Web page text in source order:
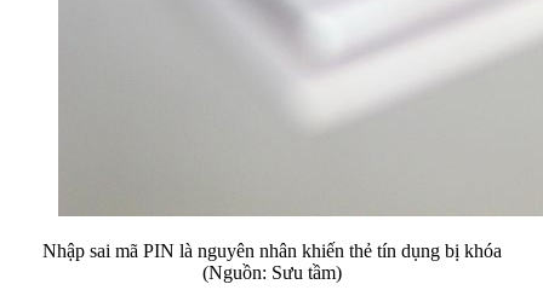
Nhập sai mã PIN là nguyên nhân khiến thẻ tín dụng bị khóa
(Nguồn: Sưu tầm)